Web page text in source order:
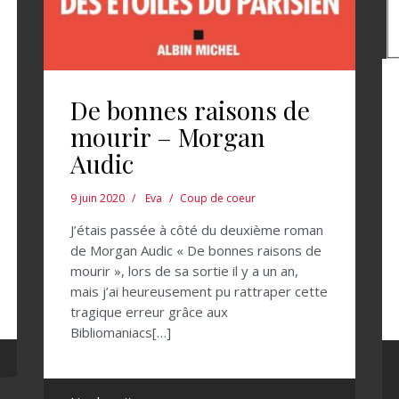
De bonnes raisons de
mourir – Morgan
Audic
9 juin 2020 Eva Coup de coeur
J’étais passée à côté du deuxième roman
de Morgan Audic « De bonnes raisons de
mourir », lors de sa sortie il y a un an,
mais j’ai heureusement pu rattraper cette
tragique erreur grâce aux
Bibliomaniacs[…]